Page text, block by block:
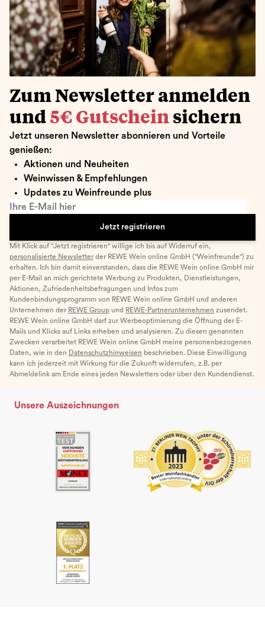
Zum Newsletter anmelden
und 5€ Gutschein sichern
Jetzt unseren Newsletter abonnieren und Vorteile
genießen:
Aktionen und Neuheiten
Weinwissen & Empfehlungen
Updates zu Weinfreunde plus
Ihre E-Mail hier
Jetzt registrieren
Mit Klick auf "Jetzt registrieren" willige ich bis auf Widerruf ein,
personalisierte Newsletter der REWE Wein online GmbH ("Weinfreunde") zu
erhalten. Ich bin damit einverstanden, dass die REWE Wein online GmbH mir
per E-Mail an mich gerichtete Werbung zu Produkten, Dienstleistungen,
Aktionen, Zufriedenheitsbefragungen und Infos zum
Kundenbindungsprogramm von REWE Wein online GmbH und anderen
Unternehmen der REWE Group und REWE-Partnerunternehmen zusendet.
REWE Wein online GmbH darf zur Werbeoptimierung die Öffnung der E-
Mails und Klicks auf Links erheben und analysieren. Zu diesen genannten
Zwecken verarbeitet REWE Wein online GmbH meine personenbezogenen
Daten, wie in den Datenschutzhinweisen beschrieben. Diese Einwilligung
kann ich jederzeit mit Wirkung für die Zukunft widerrufen, z.B. per
Abmeldelink am Ende eines jeden Newsletters oder über den Kundendienst.
Unsere Auszeichnungen